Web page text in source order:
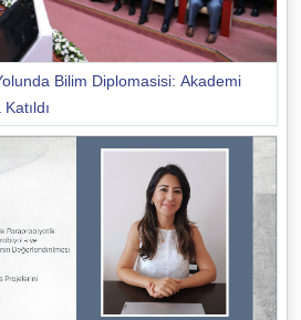
Bilim Diplomasisi: Akademi